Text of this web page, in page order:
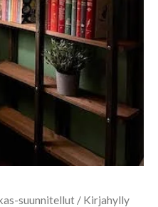
suunnitellut / Kirjahylly